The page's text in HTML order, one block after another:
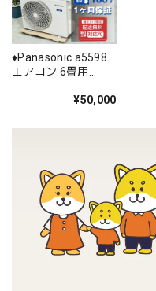
♦️Panasonic a5598
エアコン 6畳用
¥50,000